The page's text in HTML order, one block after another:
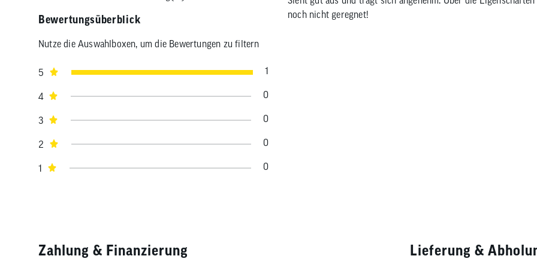
Bewertungsüberblick
Nutze die Auswahlboxen, um die Bewertungen zu filtern
5 1
4 0
3 0
2 0
1 0
noch nicht geregnet!
Zahlung & Finanzierung Lieferung &